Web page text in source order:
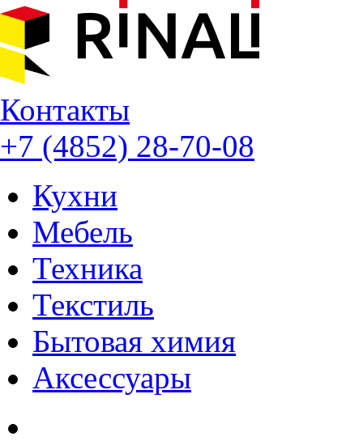
Контакты
+7 (4852) 28-70-08
Кухни
Мебель
Техника
Текстиль
Бытовая химия
Аксессуары